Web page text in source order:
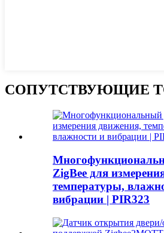
СОПУТСТВУЮЩИЕ
ZigBee для
температуры,
вибрации | PIR323